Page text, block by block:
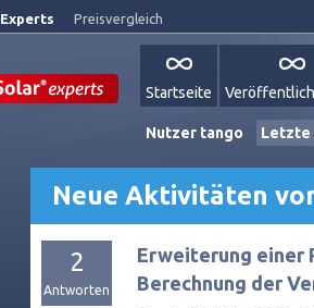
Experts Preisvergleich
Startseite
Nutzer tango
Neue Aktivitäten
2
Antworten
Erweiterung einer
Berechnung der